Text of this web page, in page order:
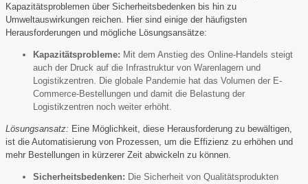
Kapazitätsproblemen über Sicherheitsbedenken bis hin zu
Umweltauswirkungen reichen. Hier sind einige der häufigsten
Herausforderungen und mögliche Lösungsansätze:
Kapazitätsprobleme: Mit dem Anstieg des Online-Handels steigt
auch der Druck auf die Infrastruktur von Warenlagern und
Logistikzentren. Die globale Pandemie hat das Volumen der E-
Commerce-Bestellungen und damit die Belastung der
Logistikzentren noch weiter erhöht.
Lösungsansatz: Eine Möglichkeit, diese Herausforderung zu bewältigen,
ist die Automatisierung von Prozessen, um die Effizienz zu erhöhen und
mehr Bestellungen in kürzerer Zeit abwickeln zu können.
Sicherheitsbedenken: Die Sicherheit von Qualitätsprodukten